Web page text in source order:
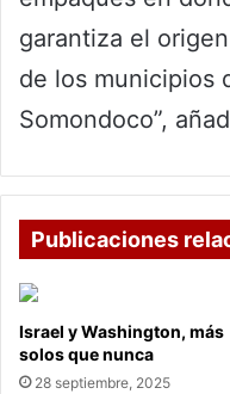
garantiza el
de los municipios
Somondoco”,
Publicaciones
Israel y Washington, más
solos que nunca
28 septiembre, 2025